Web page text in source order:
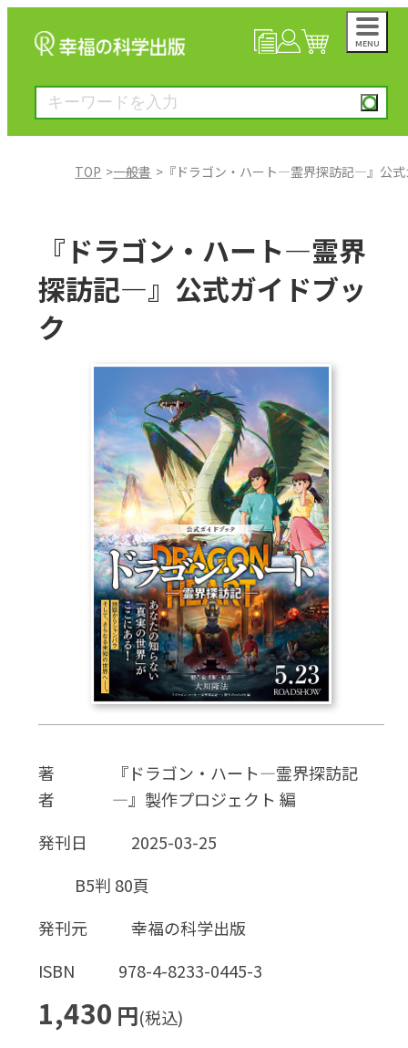
MENU
一般書
CD
DVD・ブルーレイ
雑貨
外国語
TOP 一般書 『ドラゴン・ハート―霊界探訪記―』公
『ドラゴン・ハート―霊界
探訪記―』公式ガイドブッ
ク
著
者
『ドラゴン・ハート―霊界探訪記
―』製作プロジェクト 編
発刊日
2025-03-25
B5判 80頁
発刊元
幸福の科学出版
ISBN
978-4-8233-0445-3
1,430 円(税込)